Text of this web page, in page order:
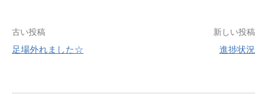
古い投稿
足場外れました☆
新しい投稿
進捗状況